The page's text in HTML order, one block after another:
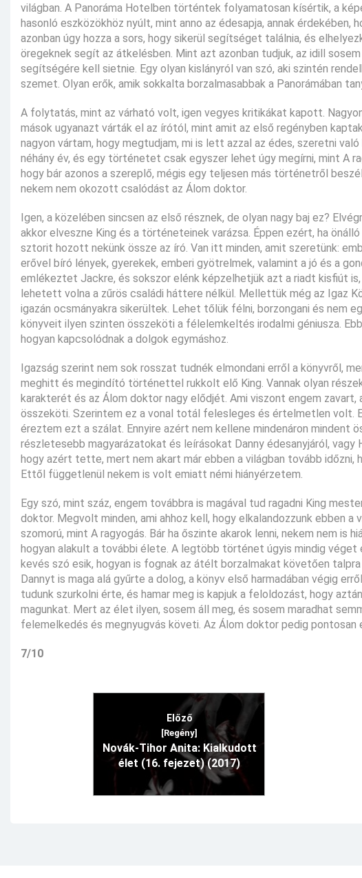
világban. A Panoráma Hotelben történtek folyamatosan kísértik, a
hasonló eszközökhöz nyúlt, mint anno az édesapja, annak
azonban úgy hozza a sors, hogy sikerül segítséget találnia, és
öregeknek segít az átkelésben. Mint azt azonban tudjuk, az idill
segítségére kell sietnie. Egy olyan kislányról van szó, aki szintén
szemet. Olyan erők, amik sokkalta borzalmasabbak a Panorámában
A folytatás, mint az várható volt, igen vegyes kritikákat kapott.
mások ugyanazt várták el az írótól, mint amit az első regényben
nagyon vártam, hogy megtudjam, mi is lett azzal az édes, szeretni
néhány év, és egy történetet csak egyszer lehet úgy megírni, mint A
hogy bár azonos a szereplő, mégis egy teljesen más történetről
nekem nem okozott csalódást az Álom doktor.
Igen, a közelében sincsen az első résznek, de olyan nagy baj ez?
akkor elveszne King és a történeteinek varázsa. Éppen ezért, ha
sztorit hozott nekünk össze az író. Van itt minden, amit szeretünk:
erővel bíró lények, gyerekek, emberi gyötrelmek, valamint a jó és a
emlékeztet Jackre, és sokszor elénk képzelhetjük azt a riadt kisfiút
lehetett volna a zűrös családi háttere nélkül. Mellettük még az Igaz
igazán ocsmányakra sikerültek. Lehet tőlük félni, borzongani és nem
könyveit ilyen szinten összeköti a félelemkeltés irodalmi géniusza.
hogyan kapcsolódnak a dolgok egymáshoz.
Igazság szerint nem sok rosszat tudnék elmondani erről a könyvről,
meghitt és megindító történettel rukkolt elő King. Vannak olyan
karakterét és az Álom doktor nagy elődjét. Ami viszont engem zavart,
összeköti. Szerintem ez a vonal totál felesleges és értelmetlen volt.
éreztem ezt a szálat. Ennyire azért nem kellene mindenáron mindent
részletesebb magyarázatokat és leírásokat Danny édesanyjáról,
hogy azért tette, mert nem akart már ebben a világban tovább
Ettől függetlenül nekem is volt emiatt némi hiányérzetem.
Egy szó, mint száz, engem továbbra is magával tud ragadni King
doktor. Megvolt minden, ami ahhoz kell, hogy elkalandozzunk ebben
szomorú, mint A ragyogás. Bár ha őszinte akarok lenni, nekem nem
hogyan alakult a további élete. A legtöbb történet úgyis mindig véget
kevés szó esik, hogyan is fognak az átélt borzalmakat követően talpra
Dannyt is maga alá gyűrte a dolog, a könyv első harmadában végig
tudunk szurkolni érte, és hamar meg is kapjuk a feloldozást, hogy
magunkat. Mert az élet ilyen, sosem áll meg, és sosem maradhat
felemelkedés és megnyugvás követi. Az Álom doktor pedig pontosan
7/10
Előző
[Regény]
Novák-Tihor Anita: Kialkudott
élet (16. fejezet) (2017)